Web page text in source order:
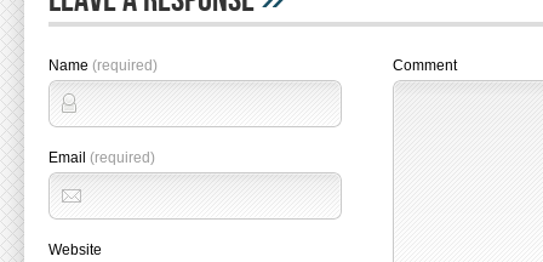
Name (required)
Email (required)
Website
Comment